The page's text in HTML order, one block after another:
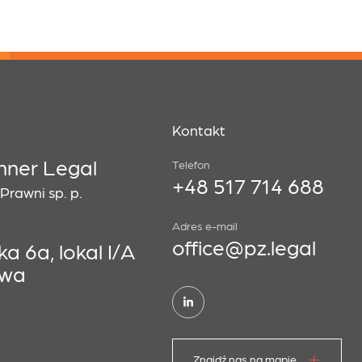
Legal
sp. p.
6a, lokal I/A
Kontakt
Telefon
+48 517 714 688
Adres e-mail
office@pz.legal
Znajdź nas na mapie